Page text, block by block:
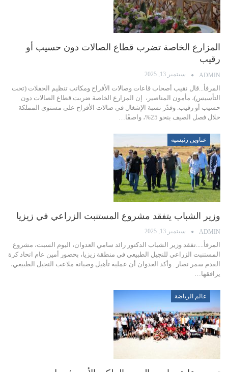
المزارع الخاصة تضرب قطاع الصالات دون حسيب أو
رقيب
ADMIN سبتمبر 13, 2025
المرفأ...قال نقيب أصحاب قاعات وصالات الأفراح ومكاتب تنظيم الحفلات (تحت
التأسيس)، مأمون المناصير، إن المزارع الخاصة ضربت قطاع الصالات دون
حسيب أو رقيب. وقدّر نسبة الإشغال في صالات الأفراح على مستوى المملكة
خلال فصل الصيف بنحو 25%، واصفًا…
عناوين رئيسية
وزير الشباب يتفقد مشروع المستنبت الزراعي في زيزيا
ADMIN سبتمبر 13, 2025
المرفأ.....تفقد وزير الشباب الدكتور رائد سامي العدوان، اليوم السبت، مشروع
المستنبت الزراعي للنجيل الطبيعي في منطقة زيزيا، بحضور أمين عام اتحاد كرة
القدم سمر نصار . وأكد العدوان أن عملية تأهيل وصيانة ملاعب النجيل الطبيعي،
يرافقها…
عالم الرياضة